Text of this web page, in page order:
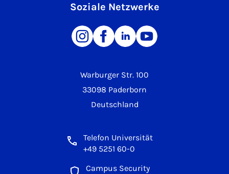
Warburger Str. 100
33098 Paderborn
Deutschland
Telefon Universität
+49 5251 60-0
Campus Security
Soziale Netzwerke